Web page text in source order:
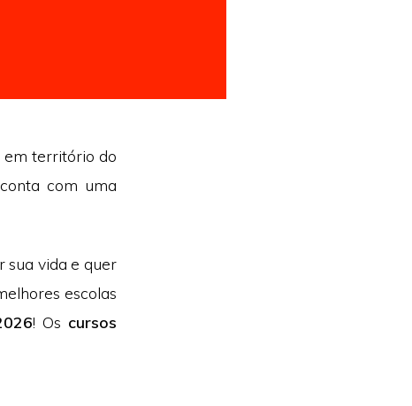
em território do
com uma
sua vida e quer
escolas
! Os cursos